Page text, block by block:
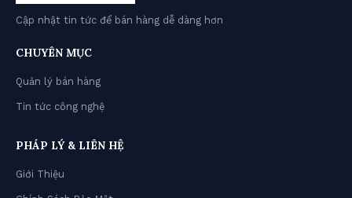
Cập nhật tin tức để bán hàng dễ dàng hơn
CHUYÊN MỤC
Quản lý bán hàng
Tin tức công nghệ
PHÁP LÝ & LIÊN HỆ
Giới Thiệu